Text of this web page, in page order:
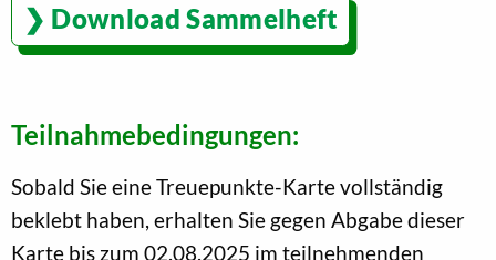
Download Sammelheft
Teilnahmebedingungen:
Sobald Sie eine Treuepunkte-Karte vollständig
beklebt haben, erhalten Sie gegen Abgabe dieser
Karte bis zum 02.08.2025 im teilnehmenden